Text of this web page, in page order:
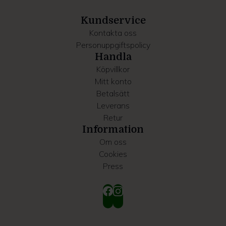
Kundservice
Kontakta oss
Personuppgiftspolicy
Handla
Köpvillkor
Mitt konto
Betalsätt
Leverans
Retur
Information
Om oss
Cookies
Press